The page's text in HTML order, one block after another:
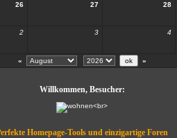
26 27 28
2 3 4
«
»
Willkommen, Besucher:
Homepage-Tools und einzigartige Foren